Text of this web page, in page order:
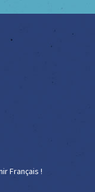
Français !